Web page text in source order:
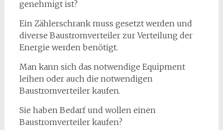
genehmigt ist?
Ein Zählerschrank muss gesetzt werden und
diverse Baustromverteiler zur Verteilung der
Energie werden benötigt.
Man kann sich das notwendige Equipment
leihen oder auch die notwendigen
Baustromverteiler kaufen.
Sie haben Bedarf und wollen einen
Baustromverteiler kaufen?